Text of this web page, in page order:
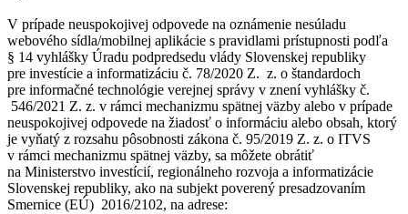
V prípade neuspokojivej odpovede na oznámenie nesúladu
webového sídla/mobilnej aplikácie s pravidlami prístupnosti podľa
§ 14 vyhlášky Úradu podpredsedu vlády Slovenskej republiky
pre investície a informatizáciu č. 78/2020 Z. z. o štandardoch
pre informačné technológie verejnej správy v znení vyhlášky č.
546/2021 Z. z. v rámci mechanizmu spätnej väzby alebo v prípade
neuspokojivej odpovede na žiadosť o informáciu alebo obsah, ktorý
je vyňatý z rozsahu pôsobnosti zákona č. 95/2019 Z. z. o ITVS
v rámci mechanizmu spätnej väzby, sa môžete obrátiť
na Ministerstvo investícií, regionálneho rozvoja a informatizácie
Slovenskej republiky, ako na subjekt poverený presadzovaním
Smernice (EÚ) 2016/2102, na adrese: